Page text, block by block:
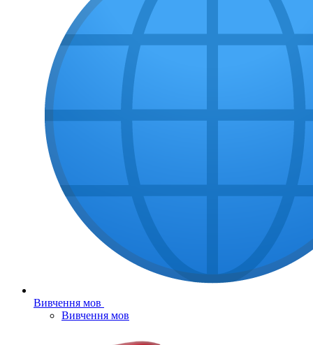
Вивчення мов
Вивчення мов